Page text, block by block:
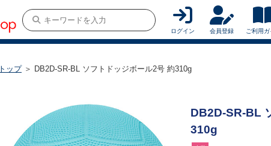
ログイン 会員登録 ご利用
トップ＞ DB2D-SR-BL ソフトドッジボール2号 約310g
DB2D-SR-BL
310g